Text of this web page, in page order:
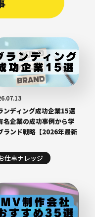
ンディング成功企業15選
名企業の成功事例から学
ランド戦略【2026年最新
仕事ナレッジ